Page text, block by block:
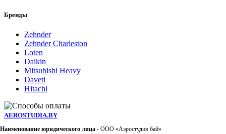
Бренды
Zehnder
Zehnder Charleston
Loten
Daikin
Mitsubishi Heavy
Daveti
Hitachi
AEROSTUDIA.BY
Наименование юридического лица - ООО «Аэростудия бай»